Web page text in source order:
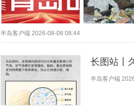
半岛客户端 2026-08-08 08:44
长图站丨
半岛客户端